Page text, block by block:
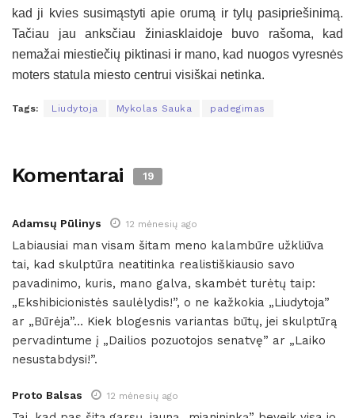
kad ji kvies susimąstyti apie orumą ir tylų pasipriešinimą.
Tačiau jau anksčiau žiniasklaidoje buvo rašoma, kad
nemažai miestiečių piktinasi ir mano, kad nuogos vyresnės
moters statula miesto centrui visiškai netinka.
Tags: Liudytoja Mykolas Sauka padegimas
Komentarai 19
Adamsų Pūlinys 12 mėnesių ago
Labiausiai man visam šitam meno kalambūre užkliūva
tai, kad skulptūra neatitinka realistiškiausio savo
pavadinimo, kuris, mano galva, skambėt turėtų taip:
„Ekshibicionistės saulėlydis!”, o ne kažkokia „Liudytoja”
ar „Būrėja”… Kiek blogesnis variantas būtų, jei skulptūrą
pervadintume į „Dailios pozuotojos senatvę” ar „Laiko
nesustabdysi!”.
Proto Balsas 12 mėnesių ago